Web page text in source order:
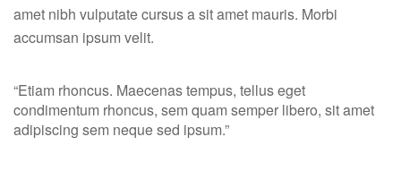
amet nibh vulputate cursus a sit amet mauris. Morbi
accumsan ipsum velit.
“Etiam rhoncus. Maecenas tempus, tellus eget
condimentum rhoncus, sem quam semper libero, sit amet
adipiscing sem neque sed ipsum.”